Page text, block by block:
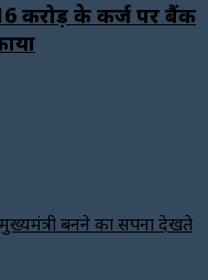
करोड़ के कर्ज पर बैंक
बनने का सपना देखते